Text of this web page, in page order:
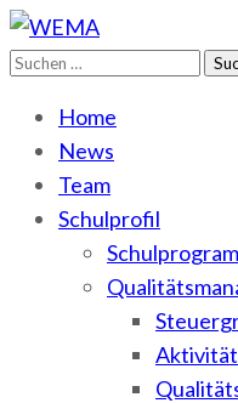
WEMA
BbS I des
Suchen
Home
News
Team
Schulprofil